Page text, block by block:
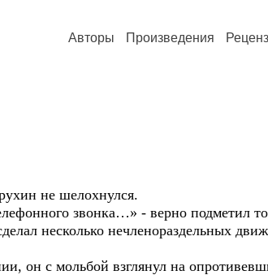
Авторы Произведения
не шелохнулся.
звонка…» - верно подметил
несколько нечленораздельных
он с мольбой взглянул на